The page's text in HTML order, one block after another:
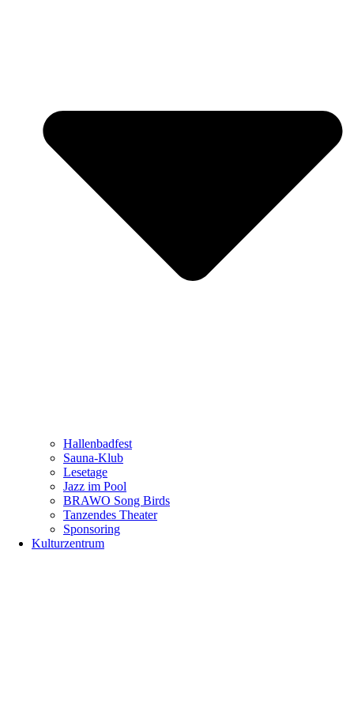
Hallenbadfest
Sauna-Klub
Lesetage
Jazz im Pool
BRAWO Song Birds
Tanzendes Theater
Sponsoring
Kulturzentrum